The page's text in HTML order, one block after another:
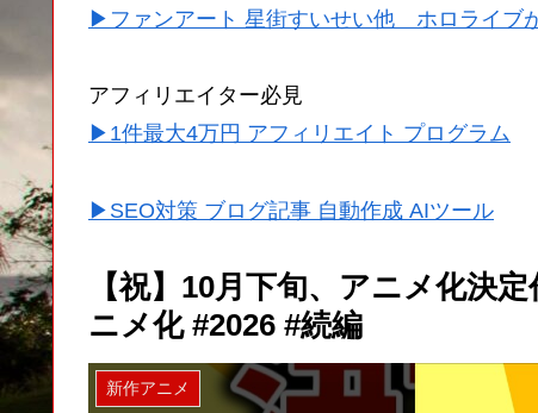
▶ファンアート 星街すいせい他 ホロライブ
アフィリエイター必見
▶1件最大4万円 アフィリエイト プログラム
▶SEO対策 ブログ記事 自動作成 AIツール
【祝】10月下旬、アニメ化決
ニメ化 #2026 #続編
新作アニメ